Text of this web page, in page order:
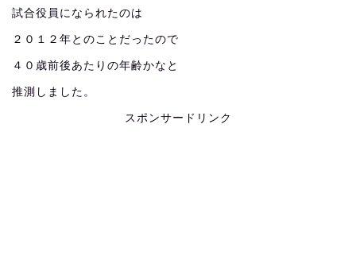
試合役員になられたのは
２０１２年とのことだったので
４０歳前後あたりの年齢かなと
推測しました。
スポンサードリンク